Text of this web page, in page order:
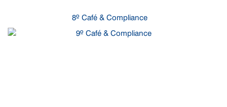
8º Café & Compliance